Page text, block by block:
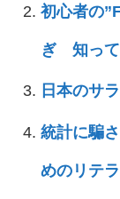
初心者の
ぎ 知って
日本のサ
統計に騙
めのリテ